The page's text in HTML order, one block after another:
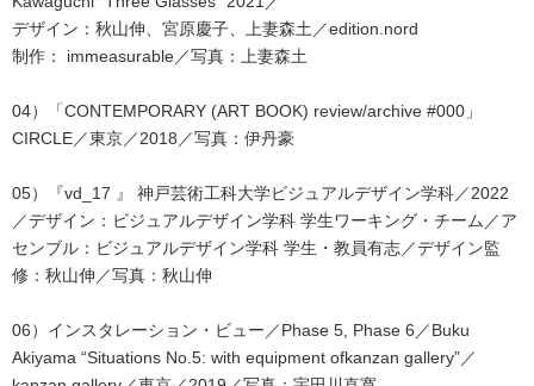
デザイン：秋山伸、宮原慶子、上妻森土／edition.nord
制作： immeasurable／写真：上妻森土
04）「CONTEMPORARY (ART BOOK) review/archive #000」
CIRCLE／東京／2018／写真：伊丹豪
05）『vd_17 』 神戸芸術工科大学ビジュアルデザイン学科／2022
／デザイン：ビジュアルデザイン学科 学生ワーキング・チーム／ア
センブル：ビジュアルデザイン学科 学生・教員有志／デザイン監
修：秋山伸／写真：秋山伸
06）インスタレーション・ビュー／Phase 5, Phase 6／Buku
Akiyama “Situations No.5: with equipment ofkanzan gallery”／